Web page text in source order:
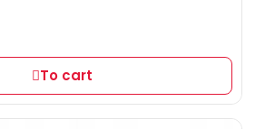
To cart